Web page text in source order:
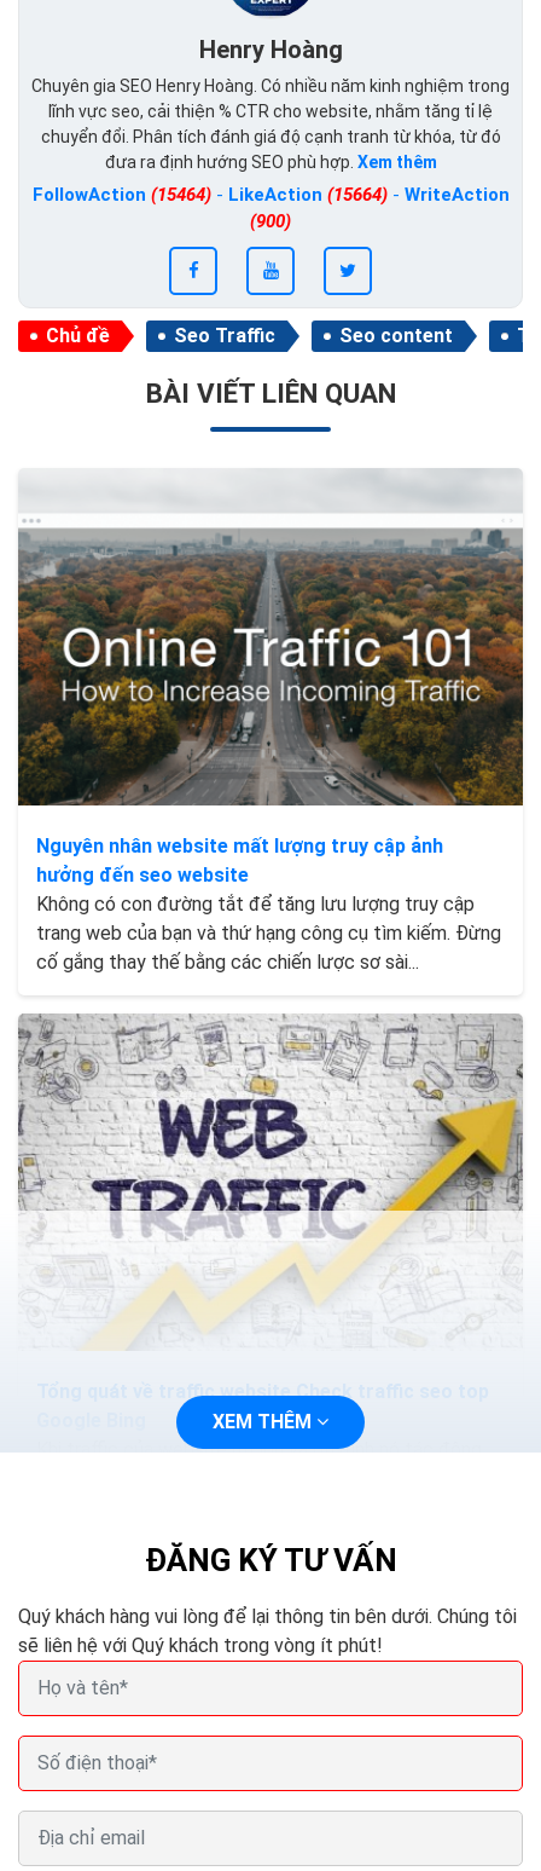
Henry Hoàng
Chuyên gia SEO Henry Hoàng. Có nhiều năm kinh nghiệm trong
lĩnh vực seo, cải thiện % CTR cho website, nhằm tăng tỉ lệ
chuyển đổi. Phân tích đánh giá độ cạnh tranh từ khóa, từ đó
đưa ra định hướng SEO phù hợp. Xem thêm
FollowAction (15464)- LikeAction (15664)- WriteAction
(900)
Chủ đề Seo Traffic Seo content
BÀI VIẾT LIÊN QUAN
Nguyên nhân website mất lượng truy cập ảnh
hưởng đến seo website
Không có con đường tắt để tăng lưu lượng truy cập
trang web của bạn và thứ hạng công cụ tìm kiếm. Đừng
cố gắng thay thế bằng các chiến lược sơ sài...
Tổng quát về traffic website Check traffic seo top
Khi traffic của website đủ lớn và ổn định nó tác động
XEM THÊM
ĐĂNG KÝ TƯ VẤN
Quý khách hàng vui lòng để lại thông tin bên dưới. Chúng tôi
sẽ liên hệ với Quý khách trong vòng ít phút!